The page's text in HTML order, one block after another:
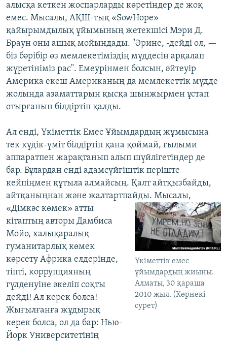
алысқа кеткен жоспарларды көретіндер де жоқ
емес. Мысалы, АҚШ-тық «SowHope»
қайырымдылық ұйымының жетекшісі Мэри Д.
Браун оны ашық мойындады. "Әрине, -дейді ол, —
біз бәрібір өз мемлекетіміздің мүддесін арқалап
жүретініміз рас". Емеурінмен болсын, әйтеуір
Америка екеш Американың да мемлекеттік мүдде
жолында азаматтарын қысқа шынжырмен ұстап
отырғанын білдіртіп қалды.
Ал енді, Үкіметтік Емес Ұйымдардың жұмысына
тек күдік-үміт білдіртіп қана қоймай, ғылыми
аппаратпен жарақтанып алып шүйлігетіндер де
бар. Бұлардан енді адамсүйгіштік періште
кейпіңмен құтыла алмайсың. Қалт айтқызбайды,
айтқаныңнан және жалтартпайды. Мысалы,
«Дімкәс көмек»
Үкіметтік емес
ұйымдардың жиыны.
Алматы, 30 қараша
2010 жыл. (Көрнекі
сурет)
атты
кітаптың авторы Дамбиса
Мойо, халықаралық
гуманитарлық көмек
көрсету Африка елдерінде,
тіпті, коррупцияның
гүлденуіне әкеліп соқты
дейді! Ал керек болса!
Жығылғанға жұдырық
керек болса, ол да бар: Нью-
Йорк Университетінің